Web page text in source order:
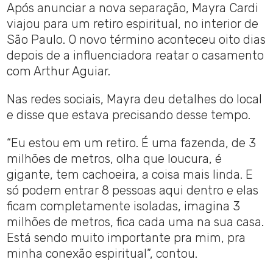
Após anunciar a nova separação, Mayra Cardi
viajou para um retiro espiritual, no interior de
São Paulo. O novo término aconteceu oito dias
depois de a influenciadora reatar o casamento
com Arthur Aguiar.
Nas redes sociais, Mayra deu detalhes do local
e disse que estava precisando desse tempo.
“Eu estou em um retiro. É uma fazenda, de 3
milhões de metros, olha que loucura, é
gigante, tem cachoeira, a coisa mais linda. E
só podem entrar 8 pessoas aqui dentro e elas
ficam completamente isoladas, imagina 3
milhões de metros, fica cada uma na sua casa.
Está sendo muito importante pra mim, pra
minha conexão espiritual”, contou.